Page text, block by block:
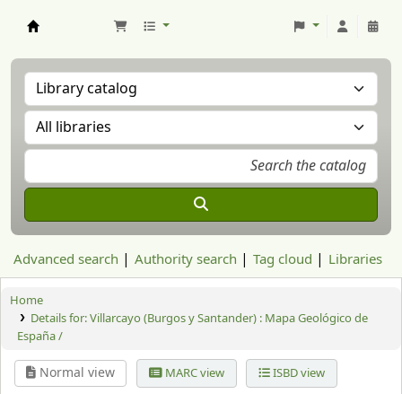
Advanced search Authority search Tag cloud Libraries
Home
Details for:Villarcayo (Burgos y Santander) : Mapa Geológico de
España /
Normal view MARC view ISBD view